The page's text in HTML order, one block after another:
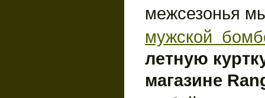
межсезонья
мужской
летную
магазине